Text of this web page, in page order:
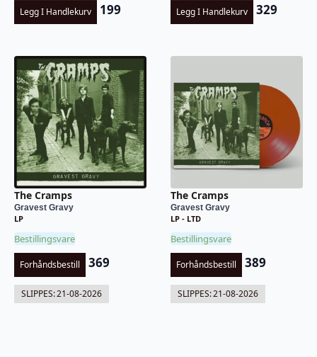
Legg I Handlekurv 199 Legg I Handlekurv 329
The Cramps
Gravest Gravy
LP
Bestillingsvare
Forhåndsbestill 369
SLIPPES:21-08-2026
The Cramps
Gravest Gravy
LP - LTD
Bestillingsvare
Forhåndsbestill 389
SLIPPES:21-08-2026